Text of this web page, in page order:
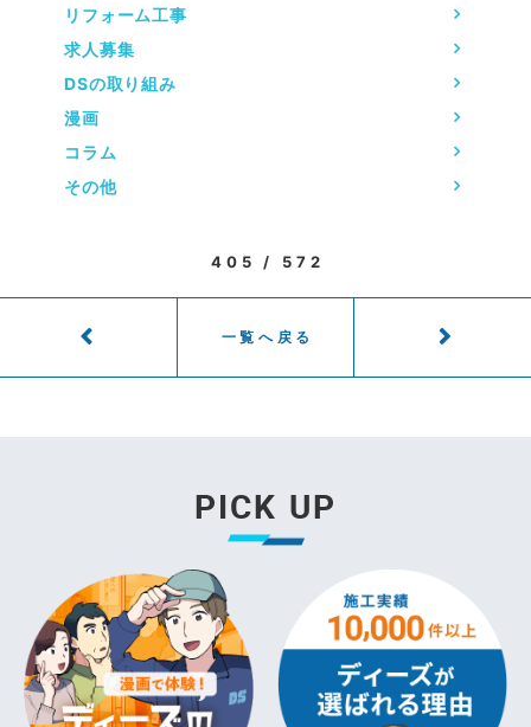
リフォーム工事
求人募集
DSの取り組み
漫画
コラム
その他
405 / 572
一覧へ戻る
PICK UP